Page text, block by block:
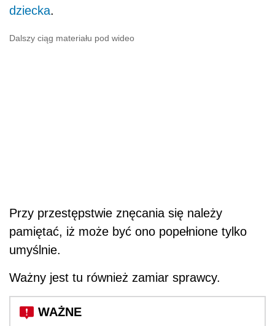
dziecka.
Dalszy ciąg materiału pod wideo
Przy przestępstwie znęcania się należy
pamiętać, iż może być ono popełnione tylko
umyślnie.
Ważny jest tu również zamiar sprawcy.